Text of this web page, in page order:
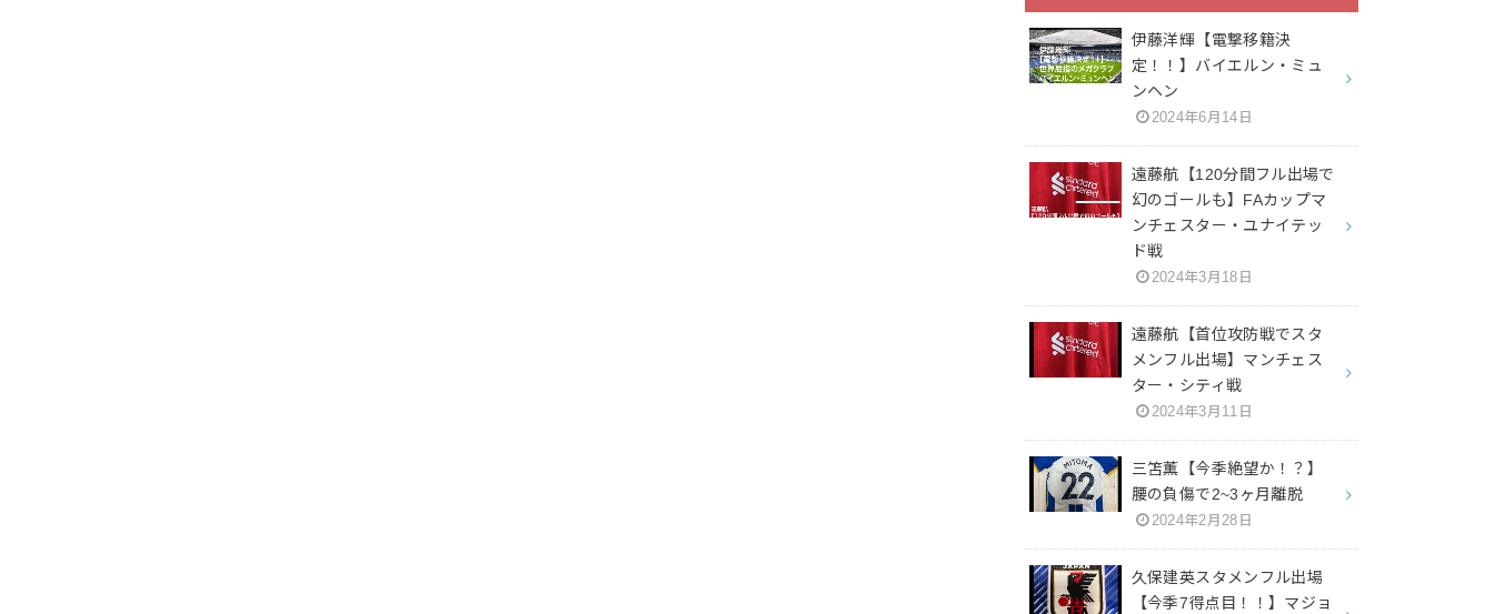
伊藤洋輝【電撃移籍決
定！！】バイエルン・ミュ
ンヘン
2024年6月14日
遠藤航【120分間フル出場で
幻のゴールも】FAカップマ
ンチェスター・ユナイテッ
ド戦
2024年3月18日
遠藤航【首位攻防戦でスタ
メンフル出場】マンチェス
ター・シティ戦
2024年3月11日
三笘薫【今季絶望か！？】
腰の負傷で2~3ヶ月離脱
2024年2月28日
久保建英スタメンフル出場
【今季7得点目！！】マジョ